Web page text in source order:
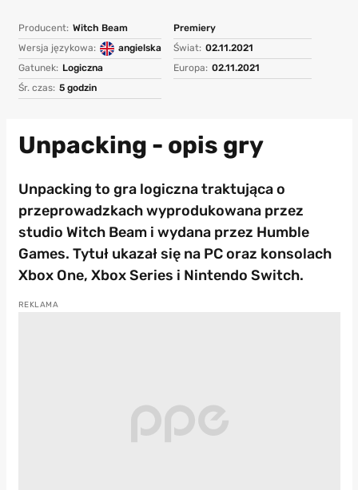
Producent: Witch Beam
Wersja językowa:
angielska
Gatunek: Logiczna
Śr. czas: 5 godzin
Premiery
Świat: 02.11.2021
Europa: 02.11.2021
Unpacking - opis gry
Unpacking to gra logiczna traktująca o
przeprowadzkach wyprodukowana przez
studio Witch Beam i wydana przez Humble
Games. Tytuł ukazał się na PC oraz konsolach
Xbox One, Xbox Series i Nintendo Switch.